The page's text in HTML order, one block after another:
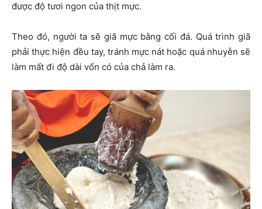
được độ tươi ngon của thịt mực.
Theo đó, người ta sẽ giã mực bằng cối đá. Quá trình giã
phải thực hiện đều tay, tránh mực nát hoặc quá nhuyễn sẽ
làm mất đi độ dài vốn có của chả làm ra.